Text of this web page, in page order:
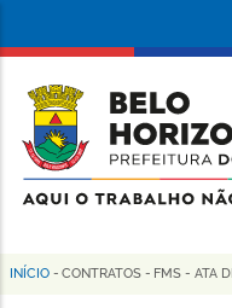
conteúdo
principal
da
Prefeitura
de
Horizonte
Trilha
INÍCIO - CONTRATOS - FMS - ATA